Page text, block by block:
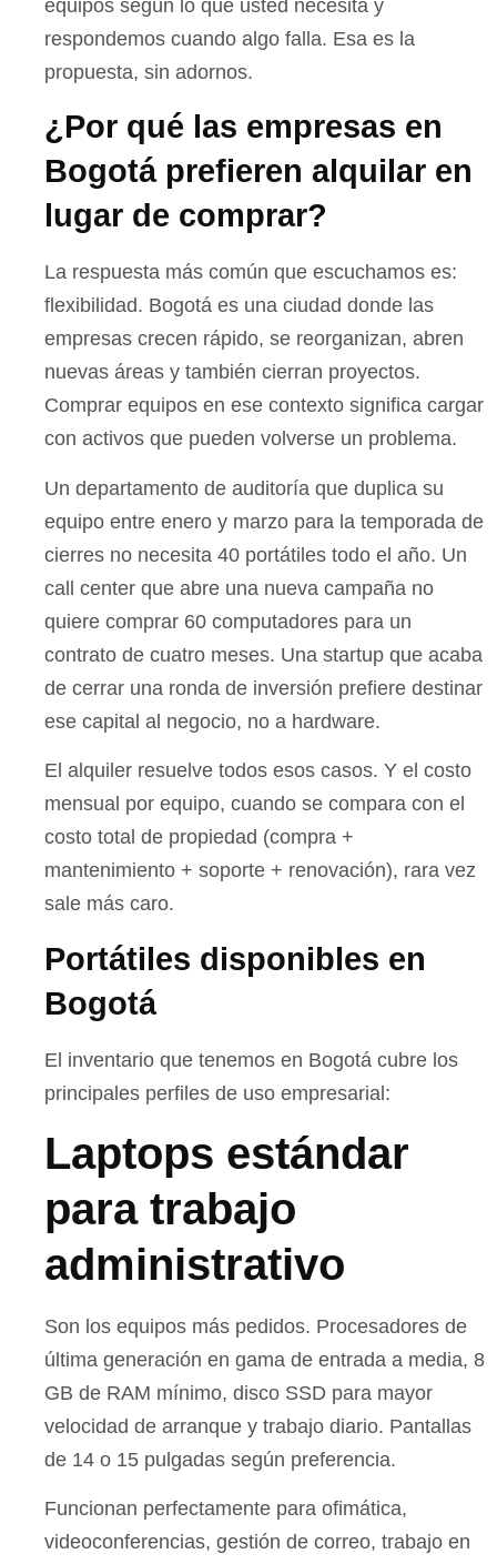
equipos según lo que usted necesita y
respondemos cuando algo falla. Esa es la
propuesta, sin adornos.
¿Por qué las empresas en
Bogotá prefieren alquilar en
lugar de comprar?
La respuesta más común que escuchamos es:
flexibilidad. Bogotá es una ciudad donde las
empresas crecen rápido, se reorganizan, abren
nuevas áreas y también cierran proyectos.
Comprar equipos en ese contexto significa cargar
con activos que pueden volverse un problema.
Un departamento de auditoría que duplica su
equipo entre enero y marzo para la temporada de
cierres no necesita 40 portátiles todo el año. Un
call center que abre una nueva campaña no
quiere comprar 60 computadores para un
contrato de cuatro meses. Una startup que acaba
de cerrar una ronda de inversión prefiere destinar
ese capital al negocio, no a hardware.
El alquiler resuelve todos esos casos. Y el costo
mensual por equipo, cuando se compara con el
costo total de propiedad (compra +
mantenimiento + soporte + renovación), rara vez
sale más caro.
Portátiles disponibles en
Bogotá
El inventario que tenemos en Bogotá cubre los
principales perfiles de uso empresarial:
Laptops estándar
para trabajo
administrativo
Son los equipos más pedidos. Procesadores de
última generación en gama de entrada a media, 8
GB de RAM mínimo, disco SSD para mayor
velocidad de arranque y trabajo diario. Pantallas
de 14 o 15 pulgadas según preferencia.
Funcionan perfectamente para ofimática,
videoconferencias, gestión de correo, trabajo en